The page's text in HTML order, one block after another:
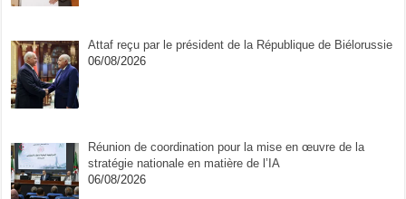
Attaf reçu par le président de la République de Biélorussie
06/08/2026
Réunion de coordination pour la mise en œuvre de la
stratégie nationale en matière de l’IA
06/08/2026